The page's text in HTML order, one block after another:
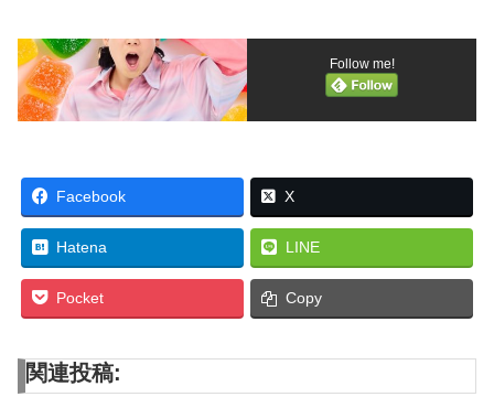
Follow me!
Facebook X
Hatena LINE
Pocket Copy
関連投稿: